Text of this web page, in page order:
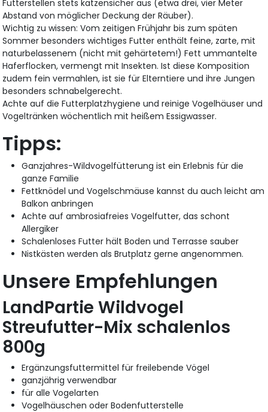
Futterstellen stets katzensicher aus (etwa drei, vier Meter
Abstand von möglicher Deckung der Räuber).
Wichtig zu wissen: Vom zeitigen Frühjahr bis zum späten
Sommer besonders wichtiges Futter enthält feine, zarte, mit
naturbelassenem (nicht mit gehärtetem!) Fett ummantelte
Haferflocken, vermengt mit Insekten. Ist diese Komposition
zudem fein vermahlen, ist sie für Elterntiere und ihre Jungen
besonders schnabelgerecht.
Achte auf die Futterplatzhygiene und reinige Vogelhäuser und
Vogeltränken wöchentlich mit heißem Essigwasser.
Tipps:
Ganzjahres-Wildvogelfütterung ist ein Erlebnis für die
ganze Familie
Fettknödel und Vogelschmäuse kannst du auch leicht am
Balkon anbringen
Achte auf ambrosiafreies Vogelfutter, das schont
Allergiker
Schalenloses Futter hält Boden und Terrasse sauber
Nistkästen werden als Brutplatz gerne angenommen.
Unsere Empfehlungen
LandPartie Wildvogel
Streufutter-Mix schalenlos
800g
Ergänzungsfuttermittel für freilebende Vögel
ganzjährig verwendbar
für alle Vogelarten
Vogelhäuschen oder Bodenfutterstelle